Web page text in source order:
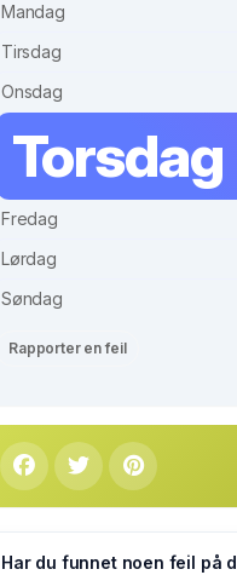
Mandag
Tirsdag
Onsdag
Torsdag
Fredag
Lørdag
Søndag
Rapporter en feil
Har du funnet noen feil på